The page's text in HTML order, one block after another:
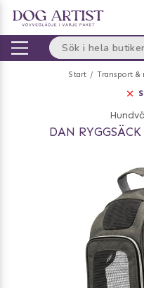
Start Transport &
DAN